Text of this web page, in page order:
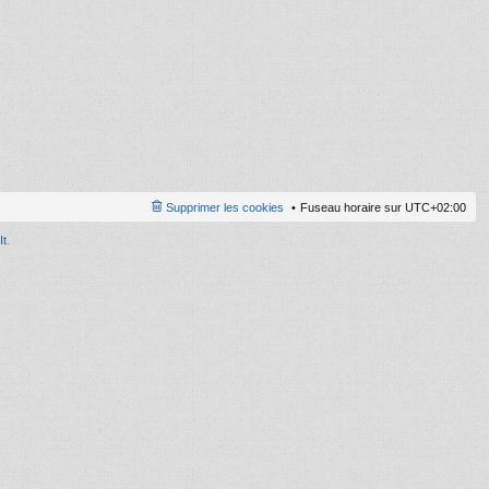
Fuseau horaire sur UTC+02:00
Supprimer les cookies